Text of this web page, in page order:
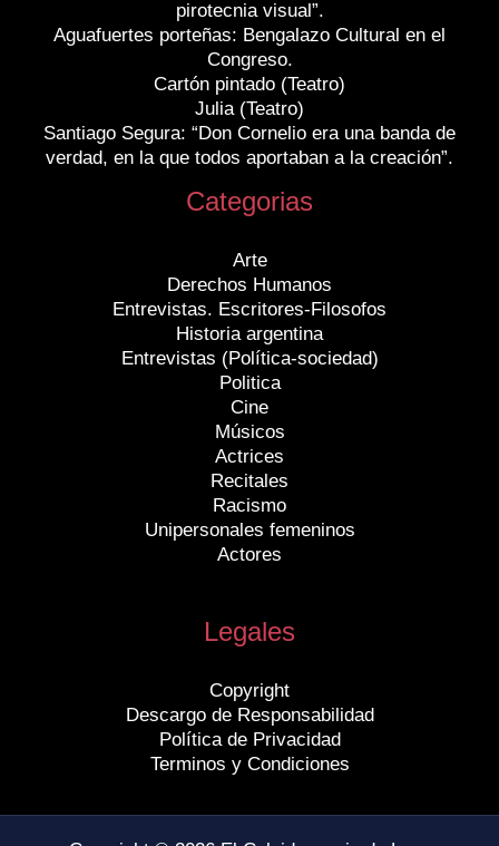
pirotecnia visual”.
Aguafuertes porteñas: Bengalazo Cultural en el
Congreso.
Cartón pintado (Teatro)
Julia (Teatro)
Santiago Segura: “Don Cornelio era una banda de
verdad, en la que todos aportaban a la creación”.
Categorias
Arte
Derechos Humanos
Entrevistas. Escritores-Filosofos
Historia argentina
Entrevistas (Política-sociedad)
Politica
Cine
Músicos
Actrices
Recitales
Racismo
Unipersonales femeninos
Actores
Legales
Copyright
Descargo de Responsabilidad
Política de Privacidad
Terminos y Condiciones